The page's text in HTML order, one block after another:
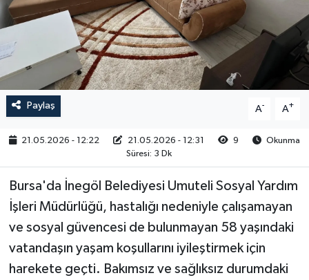
Paylaş A- A+
21.05.2026 - 12:22 21.05.2026 - 12:31 9
Okunma
Süresi: 3 Dk
Bursa'da İnegöl Belediyesi Umuteli Sosyal Yardım
İşleri Müdürlüğü, hastalığı nedeniyle çalışamayan
ve sosyal güvencesi de bulunmayan 58 yaşındaki
vatandaşın yaşam koşullarını iyileştirmek için
harekete geçti. Bakımsız ve sağlıksız durumdaki
RESMİ İLAN